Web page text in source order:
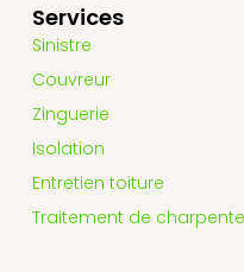
Services
Sinistre
Couvreur
Zinguerie
Isolation
Entretien toiture
Traitement de charpente